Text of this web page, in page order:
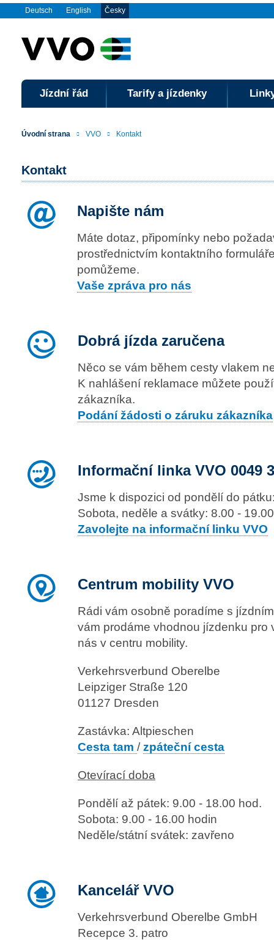
Deutsch English Česky
Jízdní řád Tarify a jízdenky
Úvodní strana VVO Kontakt
Kontakt
Napište nám
Máte dotaz, připomínky nebo
prostřednictvím kontaktního
pomůžeme.
Vaše zpráva pro nás
Dobrá jízda zaručena
Něco se vám během cesty vlakem
K nahlášení reklamace můžete
zákazníka.
Podání žádosti o záruku zákazníka
Informační linka VVO 0049
Jsme k dispozici od pondělí do
Sobota, neděle a svátky: 8.00 -
Zavolejte na informační linku VVO
Centrum mobility VVO
Rádi vám osobně poradíme s
vám prodáme vhodnou jízdenku pro
nás v centru mobility.
Verkehrsverbund Oberelbe
Leipziger Straße 120
01127 Dresden
Zastávka: Altpieschen
Cesta tam /zpáteční cesta
Otevírací doba
Pondělí až pátek: 9.00 - 18.00 hod.
Sobota: 9.00 - 16.00 hodin
Neděle/státní svátek: zavřeno
Kancelář VVO
Verkehrsverbund Oberelbe GmbH
Recepce 3. patro